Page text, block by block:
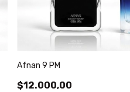
Afnan 9 PM
$12.000,00